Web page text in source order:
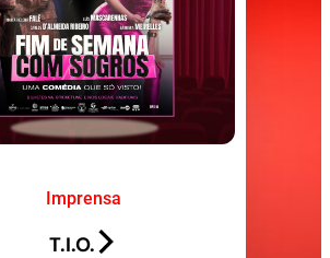
Imprensa
T.I.O.